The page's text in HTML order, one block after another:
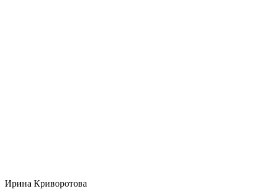
Ирина Криворотова